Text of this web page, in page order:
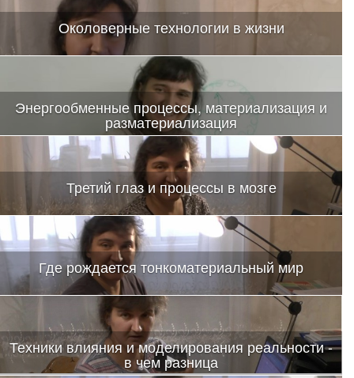
Околоверные технологии в жизни
Энергообменные процессы, материализация и
разматериализация
Третий глаз и процессы в мозге
Где рождается тонкоматериальный мир
Техники влияния и моделирования реальности -
в чем разница